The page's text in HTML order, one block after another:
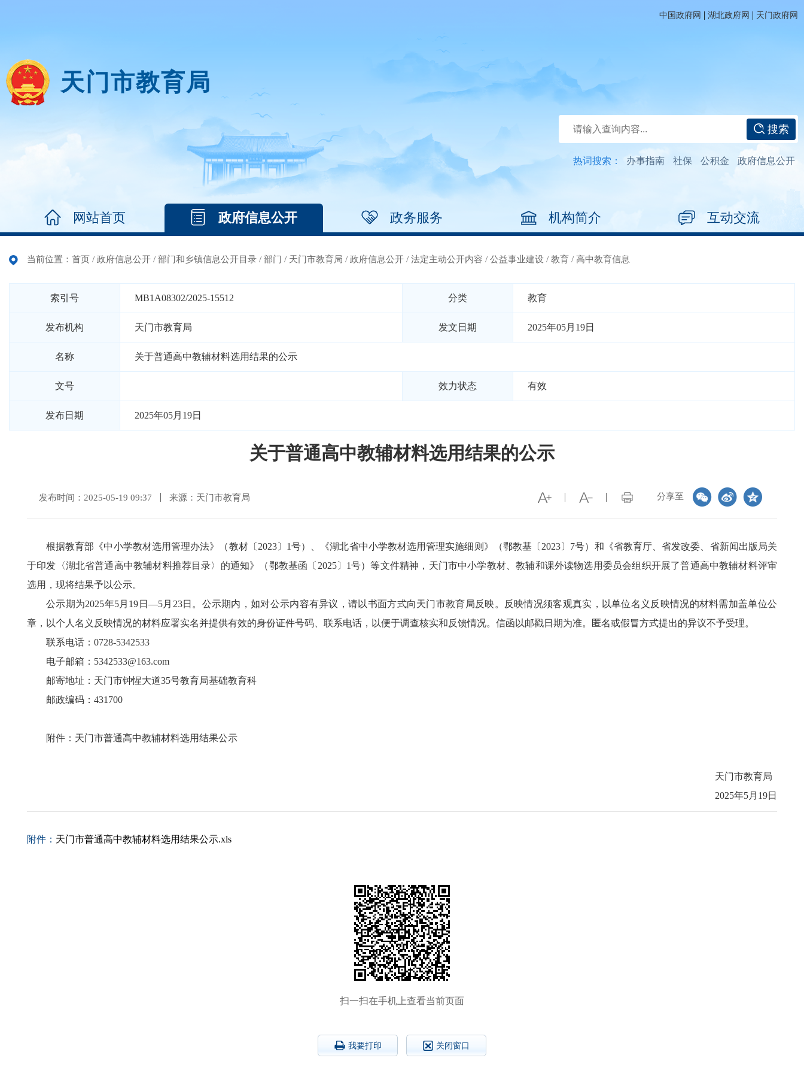
中国政府网 | 湖北政府网 | 天门政府网
天门市教育局
搜索
热词搜索： 办事指南 社保 公积金 政府信息公开
网站首页 政府信息公开 政务服务 机构简介 互动交流
当前位置： 首页 / 政府信息公开 / 部门和乡镇信息公开目录 / 部门 / 天门市教育局 / 政府信息公开 / 法定主动公开内容 / 公益事业建设 / 教育 / 高中教育信息
索引号 MB1A08302/2025-15512 分类 教育
发布机构 天门市教育局 发文日期 2025年05月19日
名称 关于普通高中教辅材料选用结果的公示
文号 效力状态 有效
发布日期 2025年05月19日
关于普通高中教辅材料选用结果的公示
分享至
发布时间：2025-05-19 09:37 来源：天门市教育局
根据教育部《中小学教材选用管理办法》（教材〔2023〕1号）、《湖北省中小学教材选用管理实施细则》（鄂教基〔2023〕7号）和《省教育厅、省发改委、省新闻出版局关
于印发〈湖北省普通高中教辅材料推荐目录〉的通知》（鄂教基函〔2025〕1号）等文件精神，天门市中小学教材、教辅和课外读物选用委员会组织开展了普通高中教辅材料评审
选用，现将结果予以公示。
公示期为2025年5月19日—5月23日。公示期内，如对公示内容有异议，请以书面方式向天门市教育局反映。反映情况须客观真实，以单位名义反映情况的材料需加盖单位公
章，以个人名义反映情况的材料应署实名并提供有效的身份证件号码、联系电话，以便于调查核实和反馈情况。信函以邮戳日期为准。匿名或假冒方式提出的异议不予受理。
联系电话：0728-5342533
电子邮箱：5342533@163.com
邮寄地址：天门市钟惺大道35号教育局基础教育科
邮政编码：431700
附件：天门市普通高中教辅材料选用结果公示
天门市教育局
2025年5月19日
附件： 天门市普通高中教辅材料选用结果公示.xls
扫一扫在手机上查看当前页面
我要打印 关闭窗口